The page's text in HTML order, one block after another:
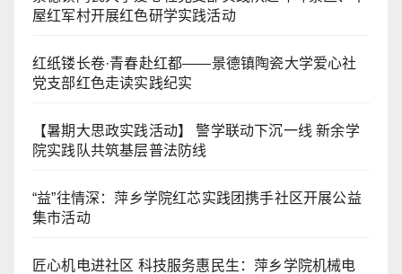
屋红军村开展红色研学实践活动
红纸镂长卷·青春赴红都——景德镇陶瓷大学爱心社
党支部红色走读实践纪实
【暑期大思政实践活动】 警学联动下沉一线 新余学
院实践队共筑基层普法防线
“益”往情深：萍乡学院红芯实践团携手社区开展公益
集市活动
匠心机电进社区 科技服务惠民生：萍乡学院机械电